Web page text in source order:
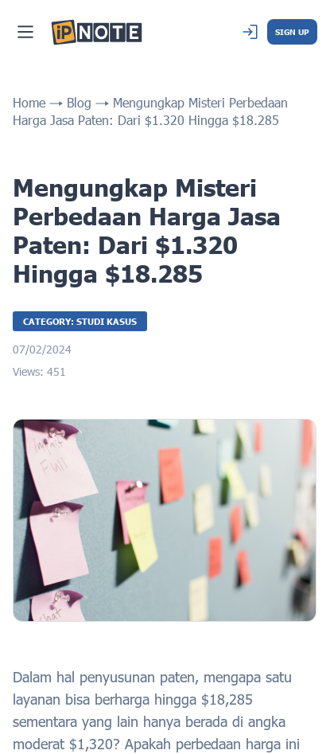
SIGN UP
Home Blog
Mengungkap Misteri Perbedaan
Harga Jasa Paten: Dari $1.320 Hingga $18.285
Mengungkap Misteri
Perbedaan Harga Jasa
Paten: Dari $1.320
Hingga $18.285
CATEGORY: STUDI KASUS
07/02/2024
Views: 451
Dalam hal penyusunan paten, mengapa satu
layanan bisa berharga hingga $18,285
sementara yang lain hanya berada di angka
moderat $1,320? Apakah perbedaan harga ini